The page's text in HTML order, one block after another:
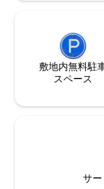
敷地内無料駐⁠
ス⁠ペ⁠ー⁠ス
サ